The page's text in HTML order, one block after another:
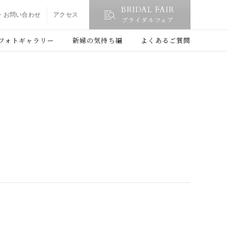
お問い合わせ アクセス BRIDAL FAIR
ブライダルフェア
ォトギャラリー 新婦の気持ち編 よくあるご質問